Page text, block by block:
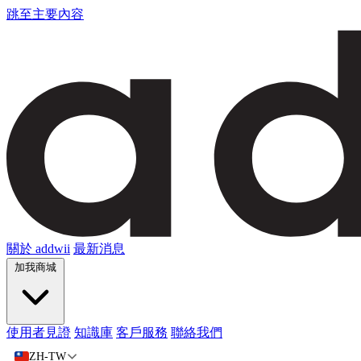
跳至主要內容
關於 addwii 最新消息
加我商城
使用者見證 知識庫 客戶服務 聯絡我們
ZH-TW